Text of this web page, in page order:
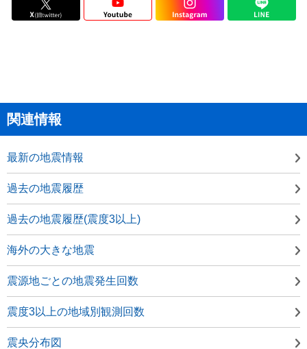
関連情報
最新の地震情報
過去の地震履歴
過去の地震履歴(震度3以上)
海外の大きな地震
震源地ごとの地震発生回数
震度3以上の地域別観測回数
震央分布図